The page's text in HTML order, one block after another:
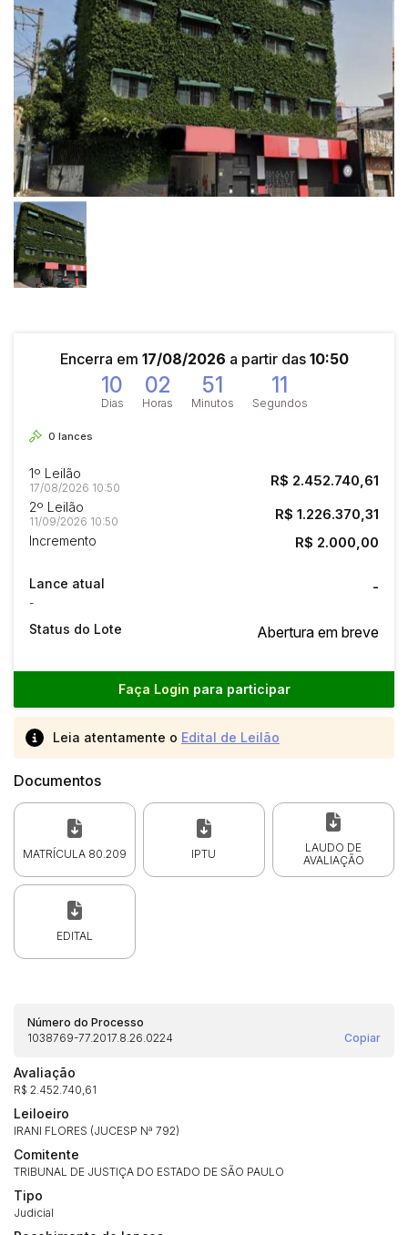
Encerra em 17/08/2026 a partir das 10:50
10
Dias
02
Horas
51
Minutos
11
Segundos
0 lances
1º Leilão
17/08/2026 10:50 R$ 2.452.740,61
2º Leilão
11/09/2026 10:50 R$ 1.226.370,31
Incremento R$ 2.000,00
Lance atual
-
-
Status do Lote Abertura em breve
Faça Login para participar
Leia atentamente o Edital de Leilão
Documentos
MATRÍCULA 80.209 IPTU
LAUDO DE
AVALIAÇÃO
EDITAL
Número do Processo
1038769-77.2017.8.26.0224
Copiar
Avaliação
R$ 2.452.740,61
Leiloeiro
IRANI FLORES (JUCESP Nª 792)
Comitente
TRIBUNAL DE JUSTIÇA DO ESTADO DE SÃO PAULO
Tipo
Judicial